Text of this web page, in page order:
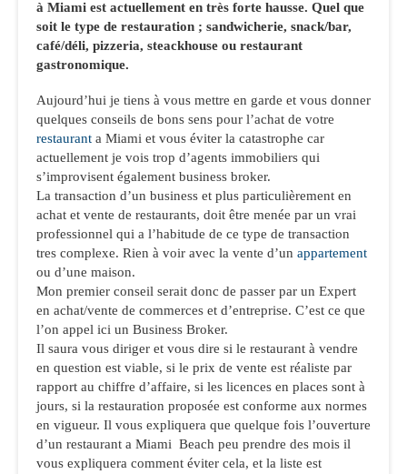
à Miami est actuellement en très forte hausse. Quel que
soit le type de restauration ; sandwicherie, snack/bar,
café/déli, pizzeria, steackhouse ou restaurant
gastronomique.
Aujourd’hui je tiens à vous mettre en garde et vous donner
quelques conseils de bons sens pour l’achat de votre
restaurant a Miami et vous éviter la catastrophe car
actuellement je vois trop d’agents immobiliers qui
s’improvisent également business broker.
La transaction d’un business et plus particulièrement en
achat et vente de restaurants, doit être menée par un vrai
professionnel qui a l’habitude de ce type de transaction
tres complexe. Rien à voir avec la vente d’un appartement
ou d’une maison.
Mon premier conseil serait donc de passer par un Expert
en achat/vente de commerces et d’entreprise. C’est ce que
l’on appel ici un Business Broker.
Il saura vous diriger et vous dire si le restaurant à vendre
en question est viable, si le prix de vente est réaliste par
rapport au chiffre d’affaire, si les licences en places sont à
jours, si la restauration proposée est conforme aux normes
en vigueur. Il vous expliquera que quelque fois l’ouverture
d’un restaurant a Miami Beach peu prendre des mois il
vous expliquera comment éviter cela, et la liste est